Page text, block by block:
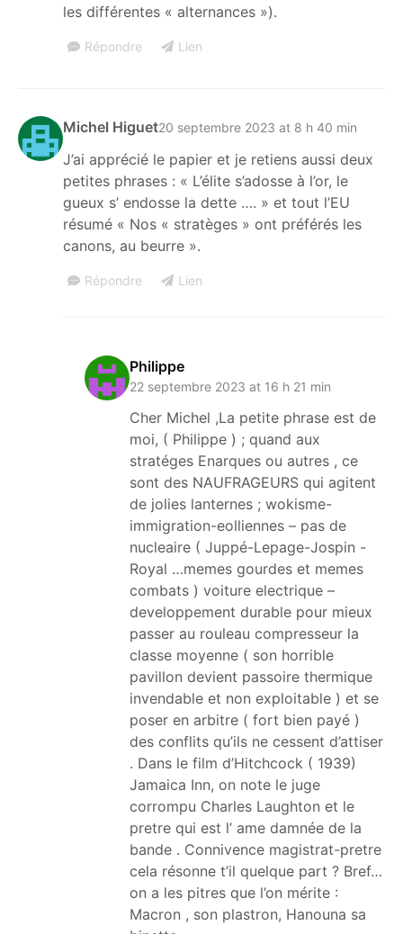
les différentes « alternances »).
Répondre Lien
Michel Higuet20 septembre 2023 at 8 h 40 min
J’ai apprécié le papier et je retiens aussi deux
petites phrases : « L’élite s’adosse à l’or, le
gueux s’ endosse la dette …. » et tout l’EU
résumé « Nos « stratèges » ont préférés les
canons, au beurre ».
Répondre Lien
Philippe
22 septembre 2023 at 16 h 21 min
Cher Michel ,La petite phrase est de
moi, ( Philippe ) ; quand aux
stratéges Enarques ou autres , ce
sont des NAUFRAGEURS qui agitent
de jolies lanternes ; wokisme-
immigration-eolliennes – pas de
nucleaire ( Juppé-Lepage-Jospin -
Royal …memes gourdes et memes
combats ) voiture electrique –
developpement durable pour mieux
passer au rouleau compresseur la
classe moyenne ( son horrible
pavillon devient passoire thermique
invendable et non exploitable ) et se
poser en arbitre ( fort bien payé )
des conflits qu’ils ne cessent d’attiser
. Dans le film d’Hitchcock ( 1939)
Jamaica Inn, on note le juge
corrompu Charles Laughton et le
pretre qui est l’ ame damnée de la
bande . Connivence magistrat-pretre
cela résonne t’il quelque part ? Bref…
on a les pitres que l’on mérite :
Macron , son plastron, Hanouna sa